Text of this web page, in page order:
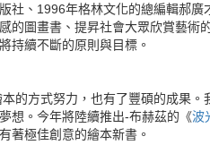
社、1996年格林文化的總編輯郝
的圖畫書、提昇社會大眾欣賞藝
持續不斷的原則與目標。
的方式努力，也有了豐碩的成果
想。今年將陸續推出-布赫茲的《波
著極佳創意的繪本新書。